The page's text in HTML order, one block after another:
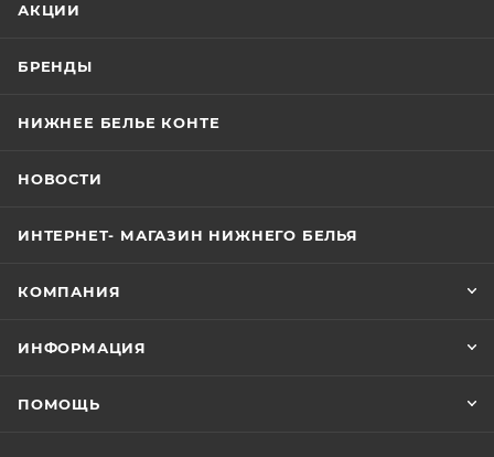
АКЦИИ
БРЕНДЫ
НИЖНЕЕ БЕЛЬЕ КОНТЕ
НОВОСТИ
ИНТЕРНЕТ- МАГАЗИН НИЖНЕГО БЕЛЬЯ
КОМПАНИЯ
ИНФОРМАЦИЯ
ПОМОЩЬ